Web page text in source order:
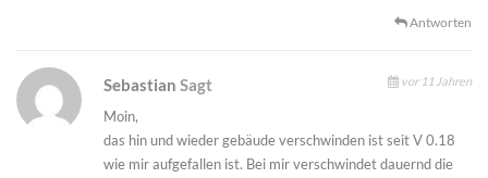
Antworten
Sebastian Sagt vor 11 Jahren
Moin,
das hin und wieder gebäude verschwinden ist seit V 0.18
wie mir aufgefallen ist. Bei mir verschwindet dauernd die